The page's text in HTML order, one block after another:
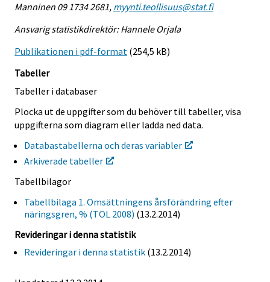
Manninen 09 1734 2681, myynti.teollisuus@stat.fi
Ansvarig statistikdirektör: Hannele Orjala
Publikationen i pdf-format (254,5 kB)
Tabeller
Tabeller i databaser
Plocka ut de uppgifter som du behöver till tabeller, visa
uppgifterna som diagram eller ladda ned data.
Databastabellerna och deras variabler
Arkiverade tabeller
Tabellbilagor
Tabellbilaga 1. Omsättningens årsförändring efter
näringsgren, % (TOL 2008) (13.2.2014)
Revideringar i denna statistik
Revideringar i denna statistik (13.2.2014)